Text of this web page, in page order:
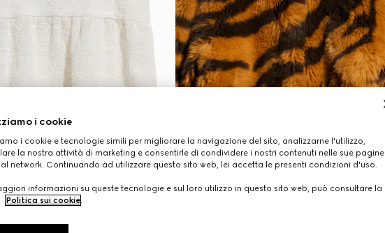
i cookie
i cookie e tecnologie simili per migliorare la navigazione del sito, analizzarne l'utilizzo,
la nostra attività di marketing e consentirle di condividere i nostri contenuti nelle sue pagine
network. Continuando ad utilizzare questo sito web, lei accetta le presenti condizioni d'uso.
informazioni su queste tecnologie e sul loro utilizzo in questo sito web, può consultare la
Politica sui cookie.